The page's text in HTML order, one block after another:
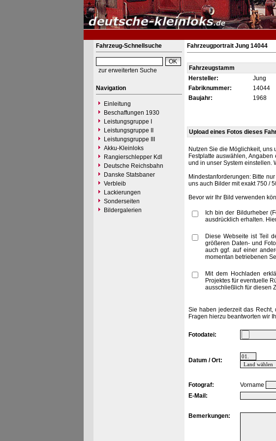
Fahrzeug-Schnellsuche
zur erweiterten Suche
Navigation
Einleitung
Beschaffungen 1930
Leistungsgruppe I
Leistungsgruppe II
Leistungsgruppe III
Akku-Kleinloks
Rangierschlepper Kdl
Deutsche Reichsbahn
Danske Statsbaner
Verbleib
Lackierungen
Sonderseiten
Bildergalerien
Fahrzeugportrait Jung 14044
Fahrzeugstamm
Hersteller:
Jung
Fabriknummer:
14044
Baujahr:
1968
Upload eines Fotos dieses
Nutzen Sie die Möglichkeit, uns
Festplatte auswählen,
und in unser System einstellen.
Mindestanforderungen: Bitte
uns auch Bilder mit exakt 750 /
Bevor wir Ihr Bild verwenden
Ich bin der Bildurheber
ausdrücklich erhalten.
Diese Webseite ist Teil
größeren Daten- und
auch ggf. auf einer
momentan betriebenen
Mit dem Hochladen
Projektes für eventuelle
ausschließlich für diesen
Sie haben jederzeit das
Fragen hierzu beantworten wir
Fotodatei:
Datum / Ort:
Fotograf: Vorname
E-Mail:
Bemerkungen: